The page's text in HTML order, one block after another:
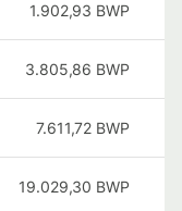
1.902,93 BWP
3.805,86 BWP
7.611,72 BWP
19.029,30 BWP